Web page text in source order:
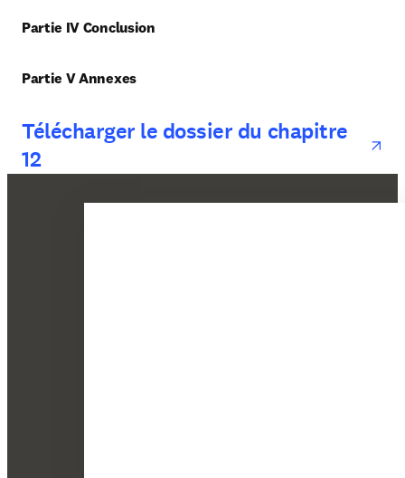
Partie IV Conclusion
Partie V Annexes
Télécharger le dossier du chapitre
12